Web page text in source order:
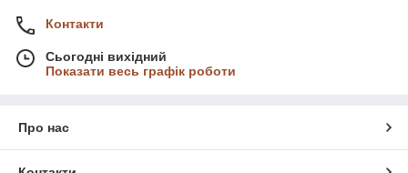
Контакти
Сьогодні вихідний
Показати весь графік роботи
Про нас